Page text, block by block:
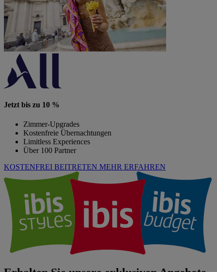
Jetzt bis zu 10 %
Zimmer-Upgrades
Kostenfreie Übernachtungen
Limitless Experiences
Über 100 Partner
KOSTENFREI BEITRETEN MEHR ERFAHREN